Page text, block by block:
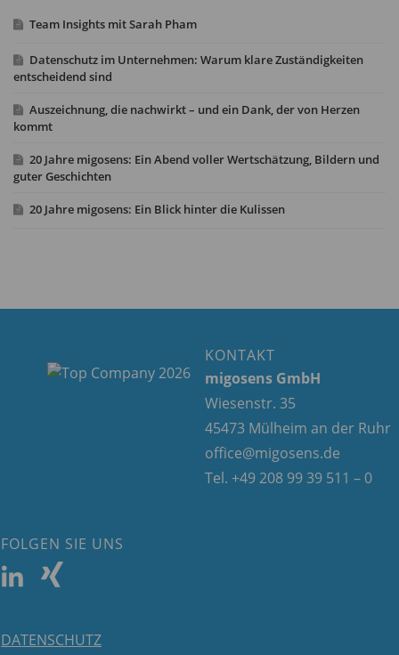
Team Insights mit Sarah Pham
Datenschutz im Unternehmen: Warum klare Zuständigkeiten
entscheidend sind
Auszeichnung, die nachwirkt – und ein Dank, der von Herzen
kommt
20 Jahre migosens: Ein Abend voller Wertschätzung, Bildern und
guter Geschichten
20 Jahre migosens: Ein Blick hinter die Kulissen
KONTAKT
migosens GmbH
Wiesenstr. 35
45473 Mülheim an der Ruhr
office@migosens.de
Tel. +49 208 99 39 511 – 0
FOLGEN SIE UNS
DATENSCHUTZ